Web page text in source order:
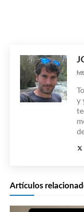
y
Artículos